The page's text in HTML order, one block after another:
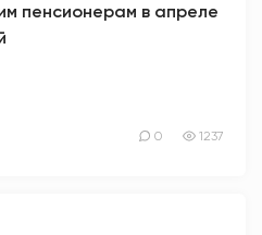
пенсионерам в апреле
0 1237